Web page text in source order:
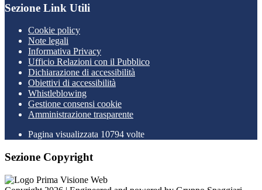
Sezione Link Utili
Cookie policy
Note legali
Informativa Privacy
Ufficio Relazioni con il Pubblico
Dichiarazione di accessibilità
Obiettivi di accessibilità
Whistleblowing
Gestione consensi cookie
Amministrazione trasparente
Pagina visualizzata 10794 volte
Sezione Copyright